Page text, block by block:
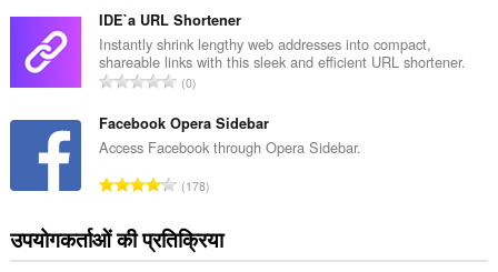
ख्या
:
ग
की
कु
ल
ख्या
:
IDE`a URL Shortener
Instantly shrink lengthy web addresses into compact,
shareable links with this sleek and efficient URL shortener.
रे
ग
की
ल
ख्या
:
0
Facebook Opera Sidebar
Access Facebook through Opera Sidebar.
रे
ग
की
178
उपयोगकर्ताओं की प्रतिक्रिया